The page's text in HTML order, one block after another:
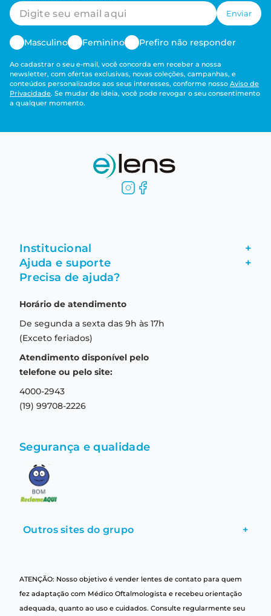
Enviar
Masculino Feminino Prefiro não responder
Ao cadastrar o seu e-mail, você concorda em receber a nossa
newsletter, com ofertas exclusivas, novas coleções, campanhas, e
conteúdos personalizados aos seus interesses, conforme nosso Aviso de
Privacidade. Se mudar de ideia, você pode revogar o seu consentimento
a qualquer momento.
Institucional +
Fale conosco
Formas de pagamento
Aviso de privacidade
Termos e condições de uso
Ajuda e suporte +
Garantia
Troca e devolução
Central de relacionamento
Precisa de ajuda?
Horário de atendimento
De segunda a sexta das 9h às 17h
(Exceto feriados)
Atendimento disponível pelo
telefone ou pelo site:
4000-2943
(19) 99708-2226
Segurança e qualidade
Outros sites do grupo +
ATENÇÃO: Nosso objetivo é vender lentes de contato para quem
fez adaptação com Médico Oftalmologista e recebeu orientação
adequada, quanto ao uso e cuidados. Consulte regularmente seu